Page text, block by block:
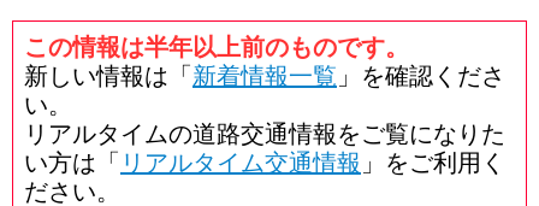
この情報は半年以上前のものです。
新しい情報は「 新着情報一覧 」を確認くださ
い。
リアルタイムの道路交通情報をご覧になりた
い方は「 リアルタイム交通情報 」をご利用く
ださい。